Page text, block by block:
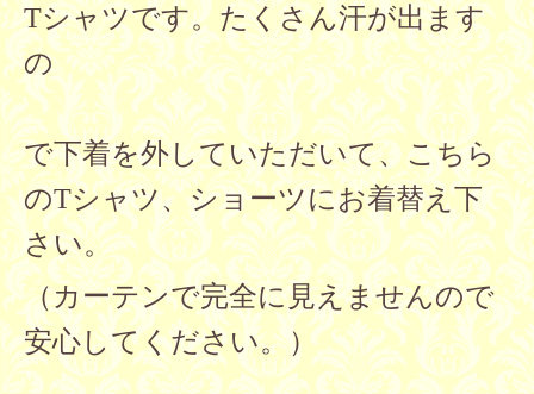
Tシャツです。たくさん汗が出ます
の
で下着を外していただいて、こちら
のTシャツ、ショーツにお着替え下
さい。
（カーテンで完全に見えませんので
安心してください。）